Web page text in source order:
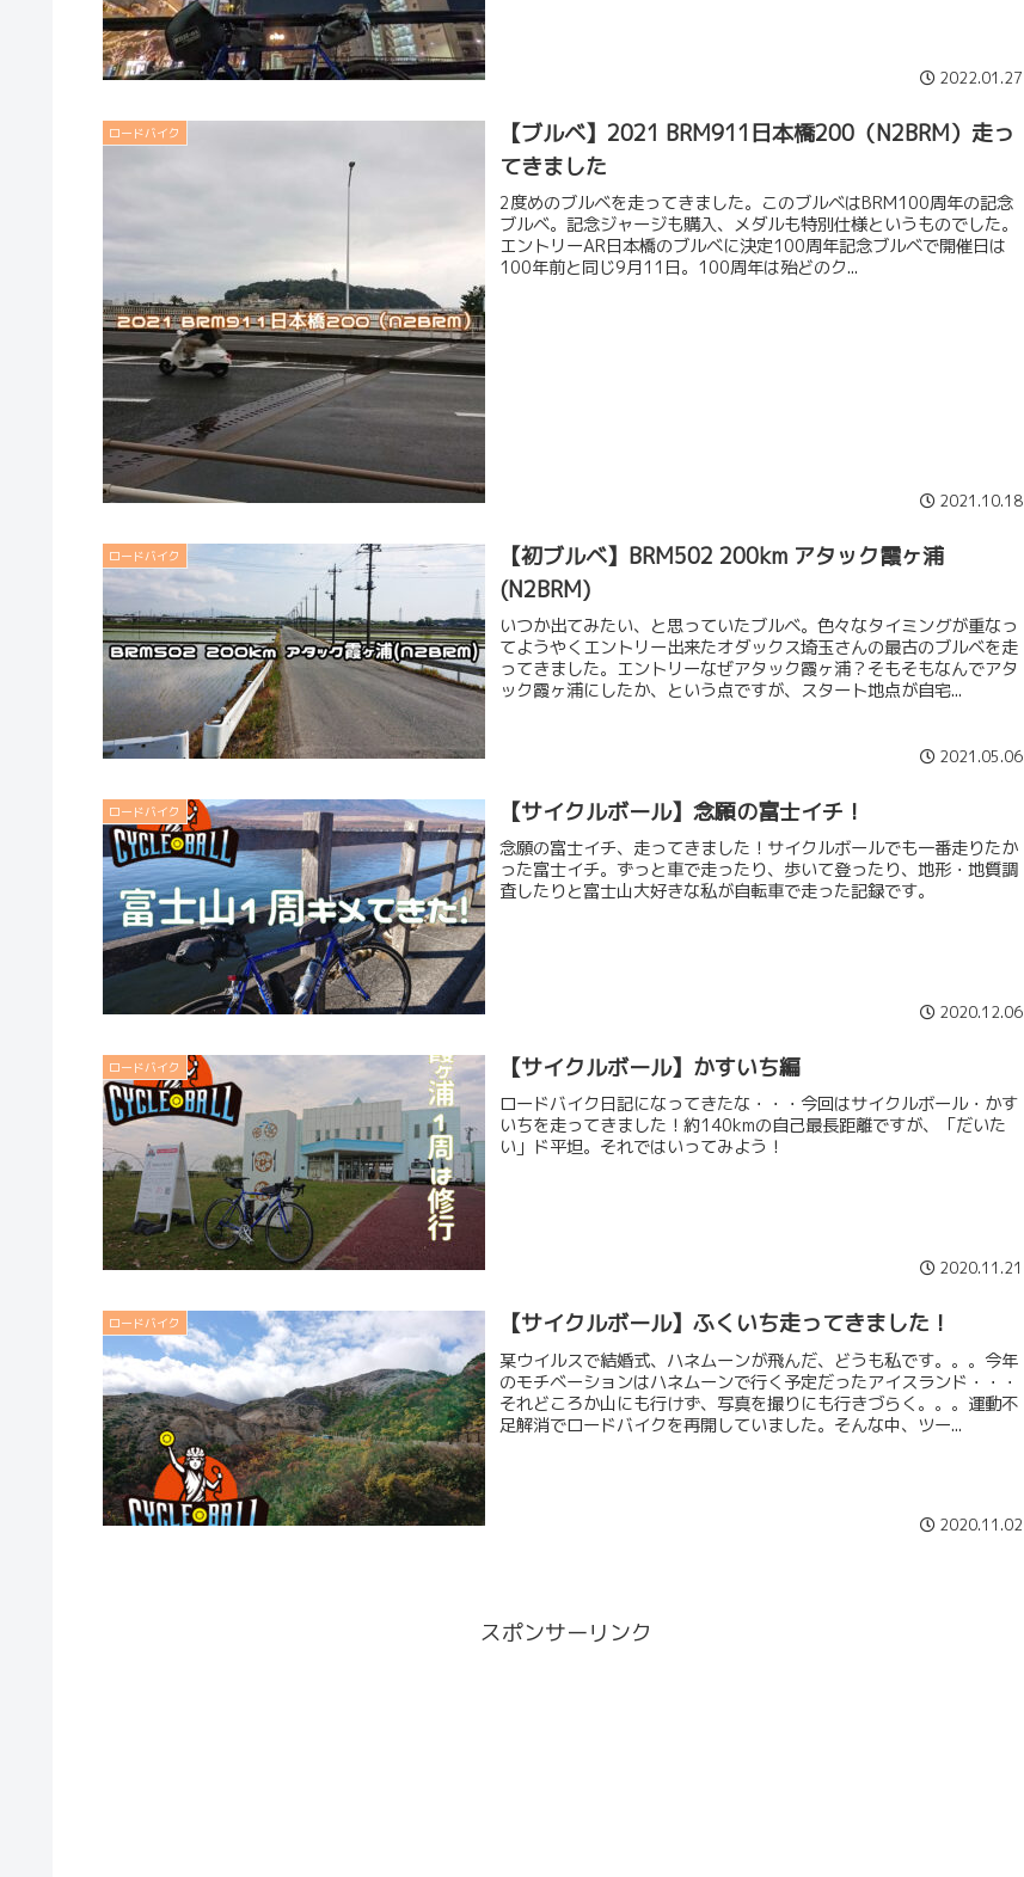
2022.01.27
ロードバイク
【ブルベ】2021 BRM911日本橋200（N2BRM）走っ
てきました
2度めのブルベを走ってきました。このブルベはBRM100周年の記念
ブルベ。記念ジャージも購入、メダルも特別仕様というものでした。
エントリーAR日本橋のブルベに決定100周年記念ブルベで開催日は
100年前と同じ9月11日。100周年は殆どのク...
2021.10.18
ロードバイク
【初ブルベ】BRM502 200km アタック霞ヶ浦
(N2BRM)
いつか出てみたい、と思っていたブルベ。色々なタイミングが重なっ
てようやくエントリー出来たオダックス埼玉さんの最古のブルベを走
ってきました。エントリーなぜアタック霞ヶ浦？そもそもなんでアタ
ック霞ヶ浦にしたか、という点ですが、スタート地点が自宅...
2021.05.06
ロードバイク 【サイクルボール】念願の富士イチ！
念願の富士イチ、走ってきました！サイクルボールでも一番走りたか
った富士イチ。ずっと車で走ったり、歩いて登ったり、地形・地質調
査したりと富士山大好きな私が自転車で走った記録です。
2020.12.06
ロードバイク 【サイクルボール】かすいち編
ロードバイク日記になってきたな・・・今回はサイクルボール・かす
いちを走ってきました！約140kmの自己最長距離ですが、「だいた
い」ド平坦。それではいってみよう！
2020.11.21
ロードバイク 【サイクルボール】ふくいち走ってきました！
某ウイルスで結婚式、ハネムーンが飛んだ、どうも私です。。。今年
のモチベーションはハネムーンで行く予定だったアイスランド・・・
それどころか山にも行けず、写真を撮りにも行きづらく。。。運動不
足解消でロードバイクを再開していました。そんな中、ツー...
2020.11.02
スポンサーリンク